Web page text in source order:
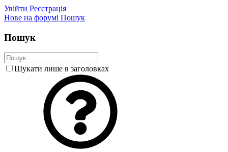
Увійти Реєстрація
Нове на форумі Пошук
Пошук
Шукати лише в заголовках